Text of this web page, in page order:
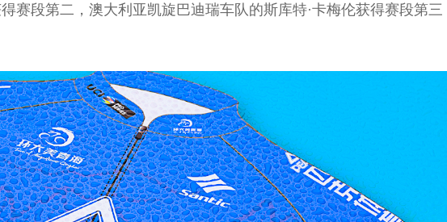
赛段第二，澳大利亚凯旋巴迪瑞车队的斯库特·卡梅伦获得赛段第三